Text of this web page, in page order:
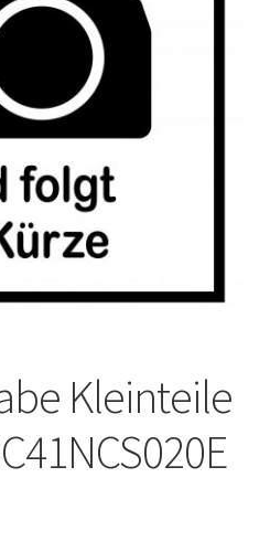
Kleinteile